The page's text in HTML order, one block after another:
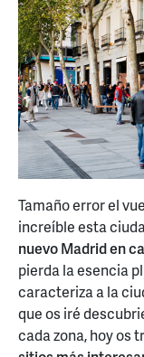
Tamaño error el
increíble esta
nuevo Madrid en
pierda la esencia
caracteriza a la
que os iré
cada zona, hoy os